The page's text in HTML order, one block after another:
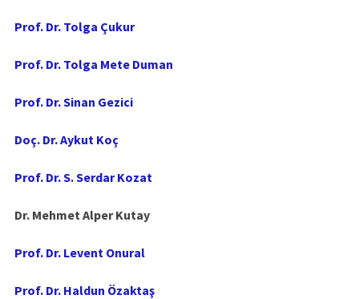
Prof. Dr. Tolga Çukur
Prof. Dr. Tolga Mete Duman
Prof. Dr. Sinan Gezici
Doç. Dr. Aykut Koç
Prof. Dr. S. Serdar Kozat
Dr. Mehmet Alper Kutay
Prof. Dr. Levent Onural
Prof. Dr. Haldun Özaktaş